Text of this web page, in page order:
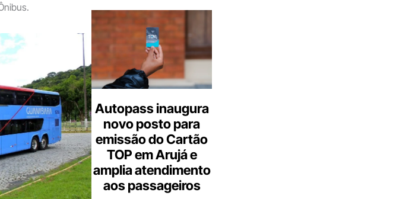
Autopass inaugura
novo posto para
emissão do Cartão
TOP em Arujá e
amplia atendimento
aos passageiros